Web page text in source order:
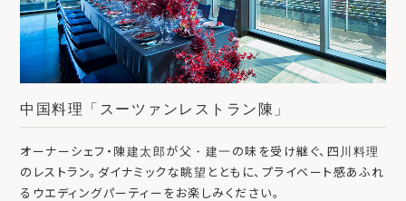
中国料理「スーツァンレストラン陳」
オーナーシェフ・陳建太郎が父・建一の味を受け継ぐ、四川料理
のレストラン。ダイナミックな眺望とともに、プライベート感あふれ
るウエディングパーティーをお楽しみください。